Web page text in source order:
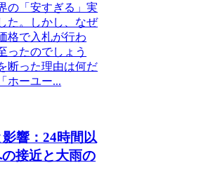
の「安すぎる」実
た。しかし、なぜ
格で入札が行わ
ったのでしょう
断った理由は何だ
ホーユー...
響：24時間以
接近と大雨の